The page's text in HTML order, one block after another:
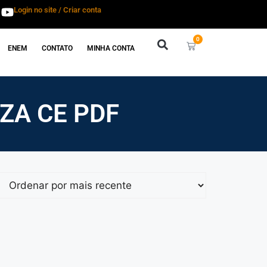
Login no site / Criar conta
ENEM CONTATO MINHA CONTA
0
CE PDF